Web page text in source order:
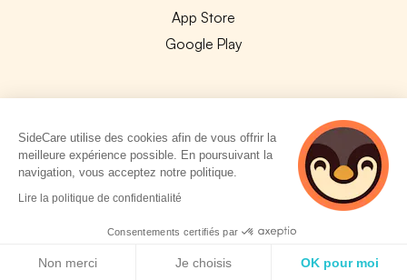
App Store
Google Play
© 2026 SideCare. Tous droits réservés.
SideCare utilise des cookies afin de vous offrir la
meilleure expérience possible. En poursuivant la
navigation, vous acceptez notre politique.
Lire la politique de confidentialité
Consentements certifiés par
Non merci Je choisis OK pour moi
4 personnes
consultent
actuellement cette